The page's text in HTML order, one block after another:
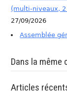
(multi-niveaux, 2
27/09/2026
Assemblée
Dans la même
Articles